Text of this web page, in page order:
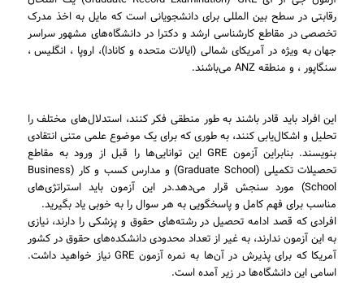
رقابتی در سطح بین المللی برای دانشجویانی است که مایل به اخذ مدرک
تخصصی در مقاطع کارشناسی ارشد و دکترا در دانشگاه‌های مشهور سراسر
جهان به ویژه در آمریکای شمالی (ایالات متحده و کانادا)، اروپا ، انگلیس ،
سنگاپور ، و منطقه ANZ می‌باشند.
این افراد باید قادر باشند به طور منطقی فکر کنند، استدلال‌های مختلف را
تحلیل و اشکال‌یابی کنند، به طوری که برای یک موضوع علمی متنی انتقادی
بنویسند. بنابراین آزمون GRE این توانایی‌ها را قبل از ورود به مقاطع
تحصیلات تکمیلی (Graduate School) و مدارس کسب و کار (Business
School) مورد سنجش قرار می‌دهد.در این آزمون باید استراتژی‌های
مناسب برای فهم کامل و پاسخگویی به هر سوال را به خوبی یاد بگیرید.
افرادی که قصد ادامه تحصیل در رشته‌های حقوق و پزشکی را دارند، نیازی
به این آزمون ندارند، به غیر از تعداد محدودی دانشکده‌های حقوق در کشور
آمریکا که برای پذیرش در آن‌ها به نمره آزمون GRE نیاز خواهید داشت.
اسامی این دانشگاه‌ها در زیر آمده است.